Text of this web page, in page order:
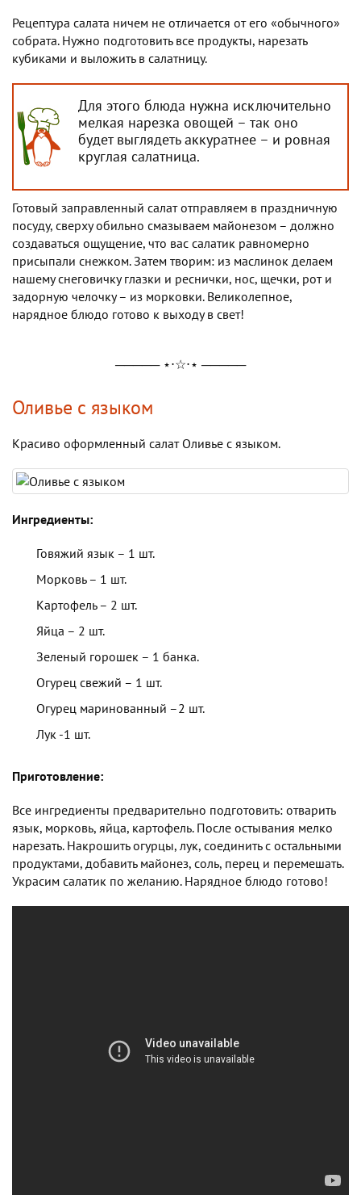
Рецептура салата ничем не отличается от его «обычного»
собрата. Нужно подготовить все продукты, нарезать
кубиками и выложить в салатницу.
Для этого блюда нужна исключительно
мелкая нарезка овощей – так оно
будет выглядеть аккуратнее – и ровная
круглая салатница.
Готовый заправленный салат отправляем в праздничную
посуду, сверху обильно смазываем майонезом – должно
создаваться ощущение, что вас салатик равномерно
присыпали снежком. Затем творим: из маслинок делаем
нашему снеговичку глазки и реснички, нос, щечки, рот и
задорную челочку – из морковки. Великолепное,
нарядное блюдо готово к выходу в свет!
───── ⋆⋅☆⋅⋆ ─────
Оливье с языком
Красиво оформленный салат Оливье с языком.
Ингредиенты:
Говяжий язык – 1 шт.
Морковь – 1 шт.
Картофель – 2 шт.
Яйца – 2 шт.
Зеленый горошек – 1 банка.
Огурец свежий – 1 шт.
Огурец маринованный –2 шт.
Лук -1 шт.
Приготовление:
Все ингредиенты предварительно подготовить: отварить
язык, морковь, яйца, картофель. После остывания мелко
нарезать. Накрошить огурцы, лук, соединить с остальными
продуктами, добавить майонез, соль, перец и перемешать.
Украсим салатик по желанию. Нарядное блюдо готово!